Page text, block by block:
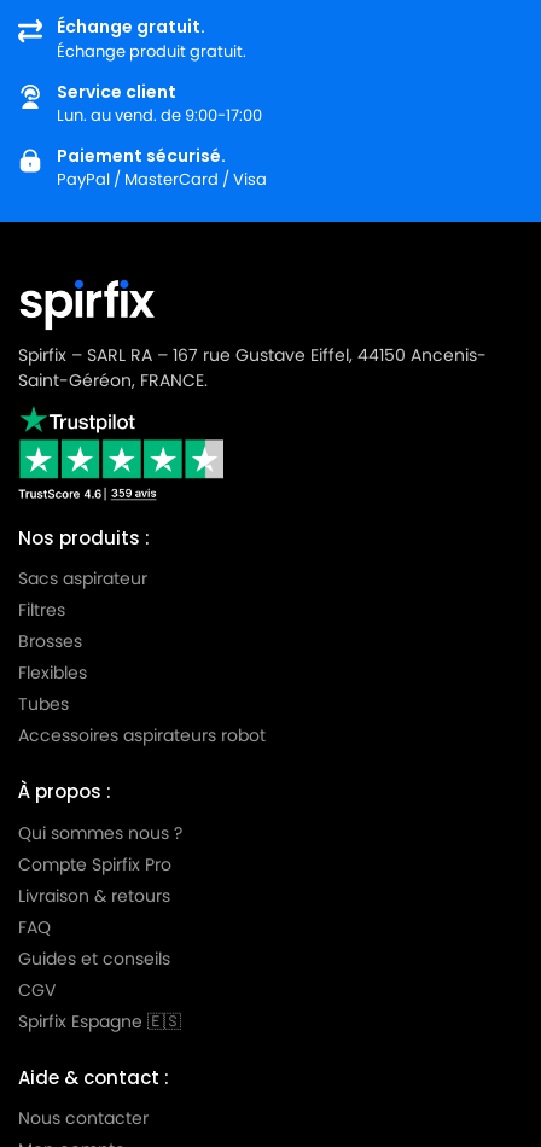
Échange gratuit.
Échange produit gratuit.
Service client
Lun. au vend. de 9:00-17:00
Paiement sécurisé.
PayPal / MasterCard / Visa
Spirfix – SARL RA – 167 rue Gustave Eiffel, 44150 Ancenis-
Saint-Géréon, FRANCE.
Nos produits :
Sacs aspirateur
Filtres
Brosses
Flexibles
Tubes
Accessoires aspirateurs robot
À propos :
Qui sommes nous ?
Compte Spirfix Pro
Livraison & retours
FAQ
Guides et conseils
CGV
Spirfix Espagne 🇪🇸
Aide & contact :
Nous contacter